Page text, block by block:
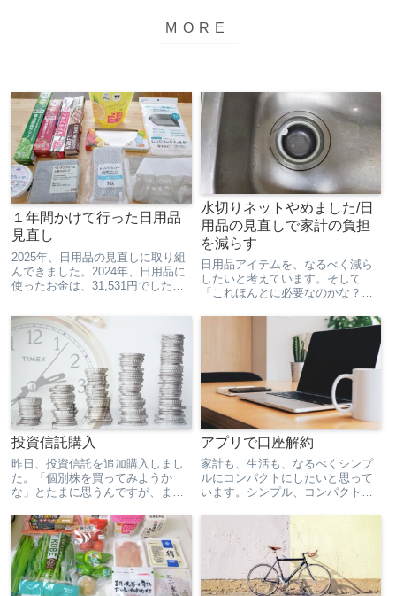
１年間かけて行った日用品
見直し
2025年、日用品の見直しに取り組
んできました。2024年、日用品に
使ったお金は、31,531円でした。
って、アイテムごとに「本当に必
要なものなのか？」「用途がかぶ
ってるものはないか」「もう少し
安いものに変えら...
水切りネットやめました/日
用品の見直しで家計の負担
を減らす
日用品アイテムを、なるべく減ら
したいと考えています。そして
「これほんとに必要なのかな？」
た。使ってるゴミ受けは網目がつ
まってるし、水切りネット使わな
くても細かいゴミもキャッチして
くれるのでは？と思って試しに水
切り...
投資信託購入
昨日、投資信託を追加購入しまし
た。「個別株を買ってみようか
な」とたまに思うんですが、まと
には興味がないし、「自分の知っ
てる会社をとりあえず買おう」と
いうわけにもいかず、「会社の業
績とか調べたりしたほうがいいよ
ね...
アプリで口座解約
家計も、生活も、なるべくシンプ
ルにコンパクトにしたいと思って
います。シンプル、コンパクト、
のところイメージで、これからよ
く考えて言語化したいと思いま
す。数を減らすというのはその1つ
かな。昨日、使っていない銀行
口...